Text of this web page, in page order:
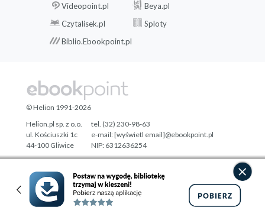
Videopoint.pl
Beya.pl
Czytalisek.pl
Sploty
Biblio.Ebookpoint.pl
Designed with ♥ byTonik.pl
© Helion 1991-2026
Helion.pl sp. z o.o.
ul. Kościuszki 1c
44-100 Gliwice
tel. (32) 230-98-63
e-mail:[wyświetl email]@ebookpoint.pl
NIP: 6312636254
Regon: 241989027
Pełna wersja strony »